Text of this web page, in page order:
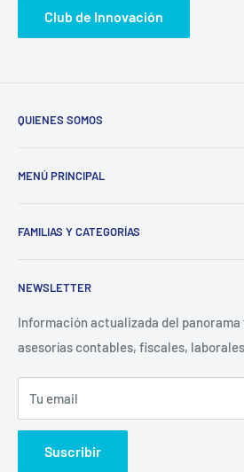
Club de Innovación
QUIENES SOMOS
comunidad apasionada por los
MENÚ PRINCIPAL
Categorías Servicios
Productos nuevos
Proveedores homologados
Blog
Únete al Club
Contacto
FAMILIAS Y CATEGORÍAS
Hardware
Libros
NEWSLETTER
Información actualizada del
asesorías contables, fiscales,
Tu email
Suscribir